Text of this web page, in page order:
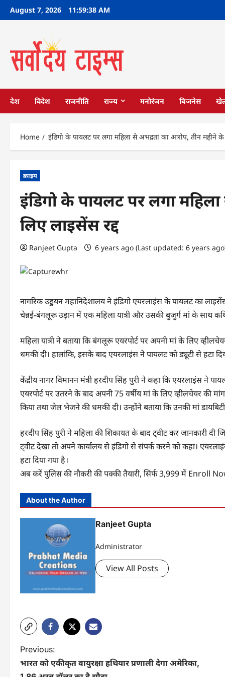
SkipAugust 7, 2026 11:59:39 AM
देश विदेश राजनीति राज्य मनोरंजन बिजनेस
Home इंडिगो के पायलट पर लगा महिला से अभद्रता का आरोप, तीन महीने के
क्राइम
इंडिगो के पायलट पर लगा
लिए लाइसेंस रद्द
Ranjeet Gupta 6 years ago (Last updated: 6 years
नागरिक उड्डयन महानिदेशालय ने इंडिगो एयरलाइंस के पायलट का
चेन्नई-बंगलूरू उड़ान में एक महिला यात्री और उसकी बुजुर्ग मां के साथ
महिला यात्री ने बताया कि बंगलूरू एयरपोर्ट पर अपनी मां के लिए
धमकी दी। हालांकि, इसके बाद एयरलाइंस ने पायलट को ड्यूटी से हटा
केंद्रीय नागर विमानन मंत्री हरदीप सिंह पुरी ने कहा कि एयरलाइंस ने
एयरपोर्ट पर उतरने के बाद अपनी 75 वर्षीय मां के लिए व्हीलचेयर की
किया तथा जेल भेजने की धमकी दी। उन्होंने बताया कि उनकी मां
हरदीप सिंह पुरी ने महिला की शिकायत के बाद ट्वीट कर जानकारी दी
ट्वीट देखा तो अपने कार्यालय से इंडिगो से संपर्क करने को कहा।
हटा दिया गया है।
अब करें पुलिस की नौकरी की पक्की तैयारी, सिर्फ 3,999 में Enroll
About the Author
Ranjeet Gupta
Administrator
View All Posts
P
o
Previous:
भारत को एकीकृत वायुरक्षा हथियार प्रणाली देगा अमेरिका,